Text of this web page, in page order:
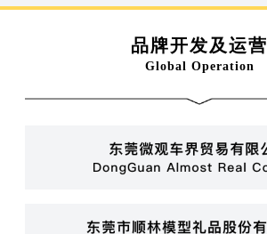
品牌开发及运营
Global Operation